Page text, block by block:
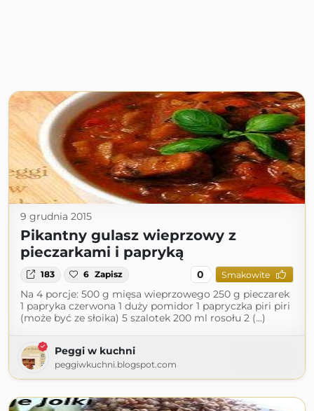
9 grudnia 2015
Pikantny gulasz wieprzowy z
pieczarkami i papryką
183 6 Zapisz 0 Smakowite
Na 4 porcje: 500 g mięsa wieprzowego 250 g pieczarek
1 papryka czerwona 1 duży pomidor 1 papryczka piri piri
(może być ze słoika) 5 szalotek 200 ml rosołu 2 (...)
Peggi w kuchni
peggiwkuchni.blogspot.com